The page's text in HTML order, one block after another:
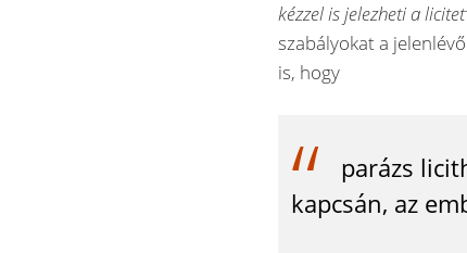
kézzel is jelezheti a
szabályokat a
is, hogy
parázs
kapcsán, az